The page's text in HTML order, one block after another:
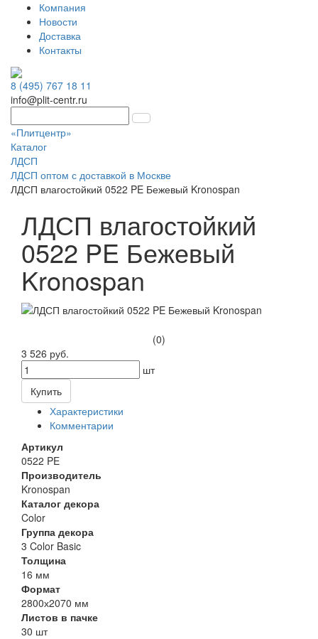
Компания
Новости
Доставка
Контакты
8 (495) 767 18 11
info@plit-centr.ru
«Плитцентр»
Каталог
ЛДСП
ЛДСП оптом с доставкой в Москве
ЛДСП влагостойкий 0522 PE Бежевый Kronospan
ЛДСП влагостойкий
0522 PE Бежевый
Kronospan
(0)
3 526 руб.
шт
Купить
Характеристики
Комментарии
Артикул
0522 PE
Производитель
Kronospan
Каталог декора
Color
Группа декора
3 Color Basic
Толщина
16 мм
Формат
2800х2070 мм
Листов в пачке
30 шт